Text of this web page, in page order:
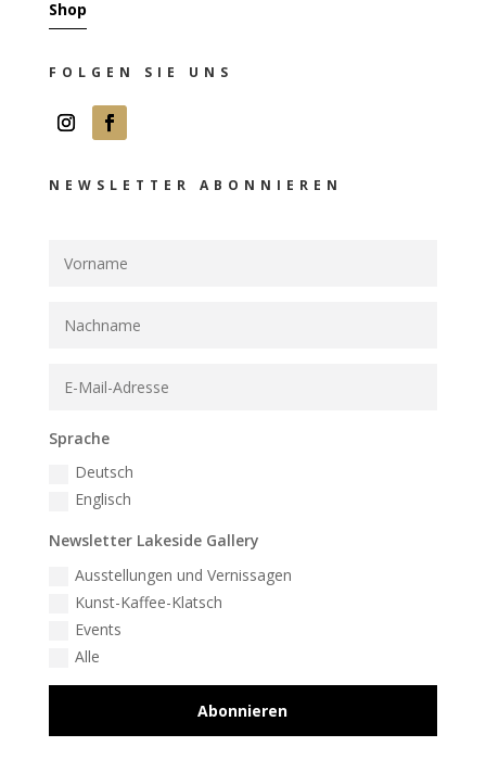
Shop
FOLGEN SIE UNS
NEWSLETTER ABONNIEREN
Sprache
Deutsch
Englisch
Newsletter Lakeside Gallery
Ausstellungen und Vernissagen
Kunst-Kaffee-Klatsch
Events
Alle
Abonnieren